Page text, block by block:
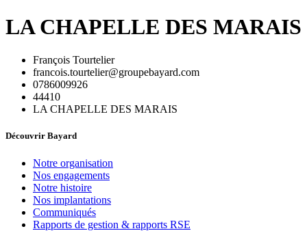
LA CHAPELLE DES MARAIS
François Tourtelier
francois.tourtelier@groupebayard.com
0786009926
44410
LA CHAPELLE DES MARAIS
Découvrir Bayard
Notre organisation
Nos engagements
Notre histoire
Nos implantations
Communiqués
Rapports de gestion & rapports RSE